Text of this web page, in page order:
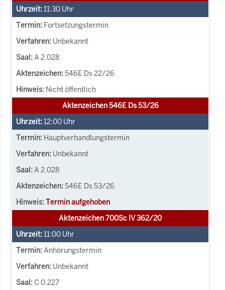
11:30 Uhr
Fortsetzungstermin
Unbekannt
A 2.028
546E Ds 22/26
Nicht öffentlich
Aktenzeichen 546E Ds 53/26
12:00 Uhr
Hauptverhandlungstermin
Unbekannt
A 2.028
546E Ds 53/26
Termin aufgehoben
Aktenzeichen 700Sc IV 362/20
11:00 Uhr
Anhörungstermin
Unbekannt
C 0.227